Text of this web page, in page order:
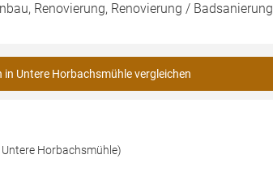
Renovierung, Renovierung / Badsanierung
Untere Horbachsmühle vergleichen
Horbachsmühle)